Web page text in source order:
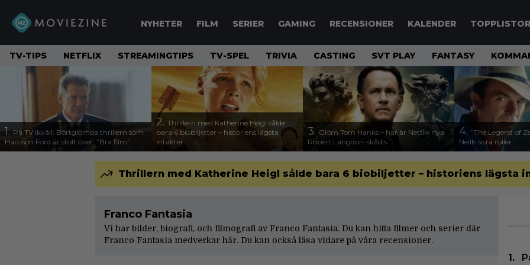
NYHETER FILM SERIER GAMING RECENSIONER KALENDER TOPPLISTOR
TV-TIPS NETFLIX STREAMINGTIPS TV-SPEL TRIVIA CASTING SVT PLAY FANTASY
1. På TV ikväll: Bortglömda thrillern som
Harrison Ford är stolt över: ”Bra film”
2. Thrillern med Katherine Heigl sålde
bara 6 biobiljetter – historiens lägsta
intäkter
3. Glöm Tom Hanks – här är Netflix nya
Robert Langdon-skådis
4. ”The Legend of
Neills sista roller
Thrillern med Katherine Heigl sålde bara 6 biobiljetter – historiens lägsta
Franco Fantasia
Vi har bilder, biografi, och filmografi av Franco Fantasia. Du kan hitta filmer och serier där
Franco Fantasia medverkar här. Du kan också läsa vidare på våra recensioner.